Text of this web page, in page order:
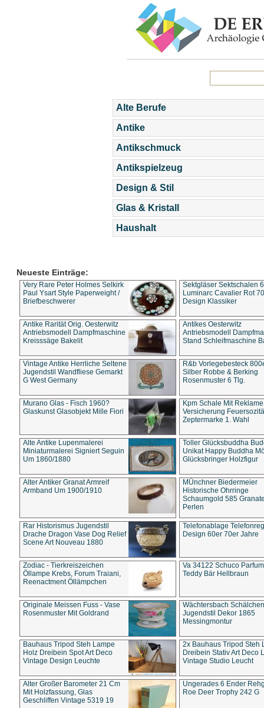
Alte Berufe
Antike
Antikschmuck
Antikspielzeug
Design & Stil
Glas & Kristall
Haushalt
Neueste Einträge:
Very Rare Peter Holmes Selkirk
Paul Ysart Style Paperweight /
Briefbeschwerer
Sektgläser Sektschalen
Luminarc Cavalier Rot
Design Klassiker
Antike Rarität Orig. Oesterwitz
Antriebsmodell Dampfmaschine
Kreisssäge Bakelit
Antikes Oesterwitz
Antriebsmodell
Stand Schleifmaschine
Vintage Antike Herrliche Seltene
Jugendstil Wandfliese Gemarkt
G West Germany
R&b Vorlegebesteck
Silber Robbe & Berking
Rosenmuster 6 Tlg.
Murano Glas - Fisch 1960?
Glaskunst Glasobjekt Mille Fiori
Kpm Schale Mit Reklame
Versicherung
Zeptermarke 1. Wahl
Alte Antike Lupenmalerei
Miniaturmalerei Signiert Seguin
Um 1860/1880
Toller Glücksbuddha
Unikat Happy Buddha
Glücksbringer Holzfigur
Alter Antiker Granat Armreif
Armband Um 1900/1910
MÜnchner Biedermeier
Historische Ohrringe
Schaumgold 585
Perlen
Rar Historismus Jugendstil
Drache Dragon Vase Dog Relief
Scene Art Nouveau 1880
Telefonablage
Design 60er 70er Jahre
Zodiac - Tierkreiszeichen
Öllampe Krebs, Forum Traiani,
Reenactment Öllämpchen
Va 34122 Schuco
Teddy Bär Hellbraun
Originale Meissen Fuss - Vase
Rosenmuster Mit Goldrand
Wächtersbach Schälchen
Jugendstil Dekor 1865
Messingmontur
Bauhaus Tripod Steh Lampe
Holz Dreibein Spot Art Deco
Vintage Design Leuchte
2x Bauhaus Tripod Steh
Dreibein Stativ Art Deco
Vintage Studio Leucht
Alter Großer Barometer 21 Cm
Mit Holzfassung, Glas
Geschliffen Vintage 5319 19
Ungerades 6 Ender
Roe Deer Trophy 242 G